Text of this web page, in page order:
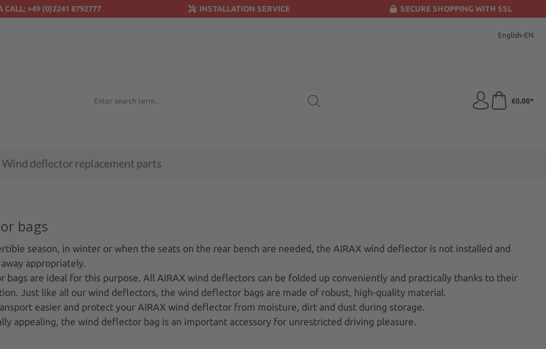
CALL: +49 (0)2241 8792777 INSTALLATION SERVICE SECURE SHOPPING WITH SSL
English-EN
€0.00*
Wind deflector replacement parts
bags
season, in winter or when the seats on the rear bench are needed, the AIRAX wind deflector is not installed and
appropriately.
bags are ideal for this purpose. All AIRAX wind deflectors can be folded up conveniently and practically thanks to their
Just like all our wind deflectors, the wind deflector bags are made of robust, high-quality material.
easier and protect your AIRAX wind deflector from moisture, dirt and dust during storage.
appealing, the wind deflector bag is an important accessory for unrestricted driving pleasure.